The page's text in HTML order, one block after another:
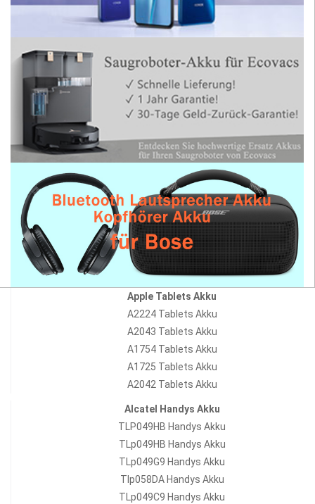
Apple Tablets Akku
A2224 Tablets Akku
A2043 Tablets Akku
A1754 Tablets Akku
A1725 Tablets Akku
A2042 Tablets Akku
Alcatel Handys Akku
TLP049HB Handys Akku
TLp049HB Handys Akku
TLp049G9 Handys Akku
Tlp058DA Handys Akku
TLp049C9 Handys Akku